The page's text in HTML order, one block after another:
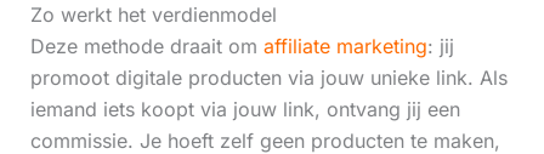
Zo werkt het verdienmodel
Deze methode draait om affiliate marketing: jij
promoot digitale producten via jouw unieke link. Als
iemand iets koopt via jouw link, ontvang jij een
commissie. Je hoeft zelf geen producten te maken,